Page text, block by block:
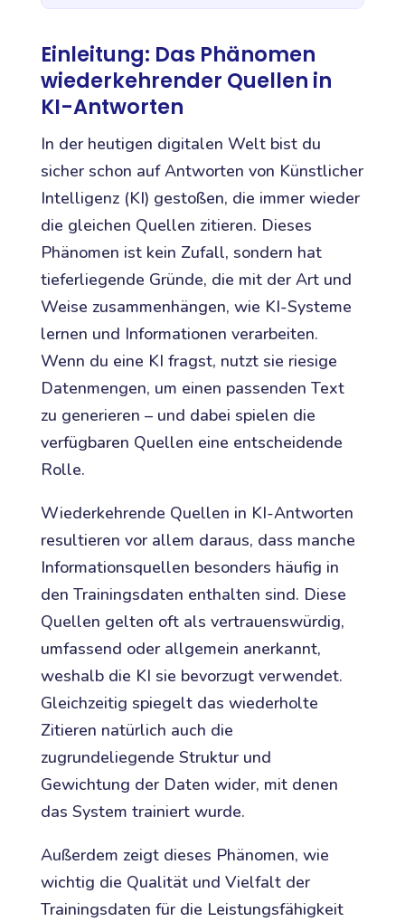
Einleitung: Das Phänomen
wiederkehrender Quellen in
KI-Antworten
In der heutigen digitalen Welt bist du
sicher schon auf Antworten von Künstlicher
Intelligenz (KI) gestoßen, die immer wieder
die gleichen Quellen zitieren. Dieses
Phänomen ist kein Zufall, sondern hat
tieferliegende Gründe, die mit der Art und
Weise zusammenhängen, wie KI-Systeme
lernen und Informationen verarbeiten.
Wenn du eine KI fragst, nutzt sie riesige
Datenmengen, um einen passenden Text
zu generieren – und dabei spielen die
verfügbaren Quellen eine entscheidende
Rolle.
Wiederkehrende Quellen in KI-Antworten
resultieren vor allem daraus, dass manche
Informationsquellen besonders häufig in
den Trainingsdaten enthalten sind. Diese
Quellen gelten oft als vertrauenswürdig,
umfassend oder allgemein anerkannt,
weshalb die KI sie bevorzugt verwendet.
Gleichzeitig spiegelt das wiederholte
Zitieren natürlich auch die
zugrundeliegende Struktur und
Gewichtung der Daten wider, mit denen
das System trainiert wurde.
Außerdem zeigt dieses Phänomen, wie
wichtig die Qualität und Vielfalt der
Trainingsdaten für die Leistungsfähigkeit